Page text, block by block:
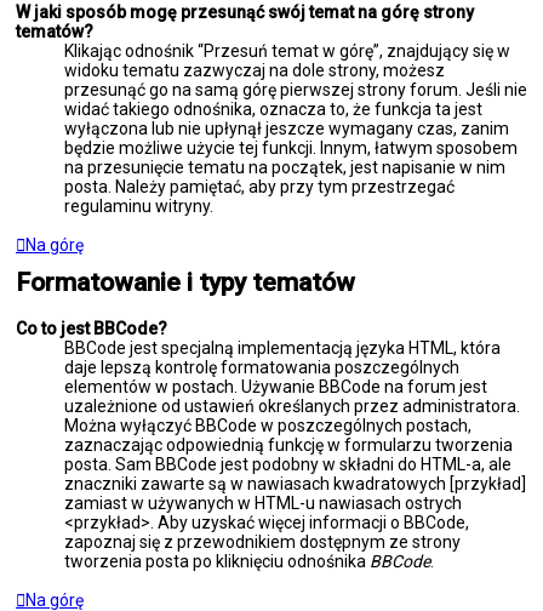
W jaki sposób mogę przesunąć swój temat na górę strony
tematów?
Klikając odnośnik “Przesuń temat w górę”, znajdujący się w
widoku tematu zazwyczaj na dole strony, możesz
przesunąć go na samą górę pierwszej strony forum. Jeśli nie
widać takiego odnośnika, oznacza to, że funkcja ta jest
wyłączona lub nie upłynął jeszcze wymagany czas, zanim
będzie możliwe użycie tej funkcji. Innym, łatwym sposobem
na przesunięcie tematu na początek, jest napisanie w nim
posta. Należy pamiętać, aby przy tym przestrzegać
regulaminu witryny.
Na górę
Formatowanie i typy tematów
Co to jest BBCode?
BBCode jest specjalną implementacją języka HTML, która
daje lepszą kontrolę formatowania poszczególnych
elementów w postach. Używanie BBCode na forum jest
uzależnione od ustawień określanych przez administratora.
Można wyłączyć BBCode w poszczególnych postach,
zaznaczając odpowiednią funkcję w formularzu tworzenia
posta. Sam BBCode jest podobny w składni do HTML-a, ale
znaczniki zawarte są w nawiasach kwadratowych [przykład]
zamiast w używanych w HTML-u nawiasach ostrych
<przykład>. Aby uzyskać więcej informacji o BBCode,
zapoznaj się z przewodnikiem dostępnym ze strony
tworzenia posta po kliknięciu odnośnika BBCode.
Na górę